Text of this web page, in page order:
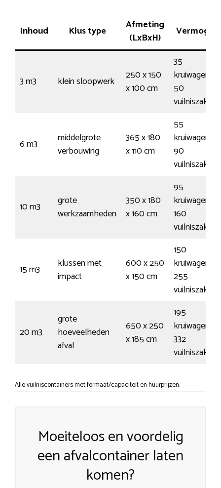
Inhoud Klus type
Afmeting
(LxBxH)
Vermogen
3 m3 klein sloopwerk
250 x 150
x 100 cm
35
kruiwagens /
50
vuilniszakken
6 m3
middelgrote
verbouwing
365 x 180
x 110 cm
55
kruiwagens /
90
vuilniszakken
10 m3
grote
werkzaamheden
350 x 180
x 160 cm
95
kruiwagens /
160
vuilniszakken
15 m3
klussen met
impact
600 x 250
x 150 cm
150
kruiwagens /
255
vuilniszakken
20 m3
grote
hoeveelheden
afval
650 x 250
x 185 cm
195
kruiwagens /
332
vuilniszakken
Alle vuilniscontainers met formaat/capaciteit en huurprijzen.
Moeiteloos en voordelig
een afvalcontainer laten
komen?